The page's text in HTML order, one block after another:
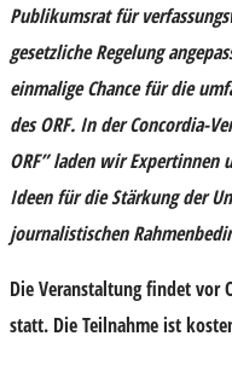
Publikumsrat für
gesetzliche Regelung
einmalige Chance für die
des ORF. In der Concordia-
ORF” laden wir Expertinnen
Ideen für die Stärkung der
journalistischen
Die Veranstaltung findet vor
statt. Die Teilnahme ist